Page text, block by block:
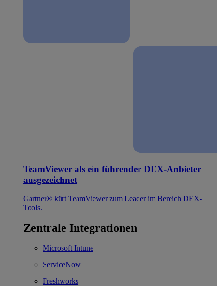
TeamViewer als ein führender DEX-Anbieter
ausgezeichnet
Gartner® kürt TeamViewer zum Leader im Bereich DEX-
Tools.
Zentrale Integrationen
Microsoft Intune
ServiceNow
Freshworks